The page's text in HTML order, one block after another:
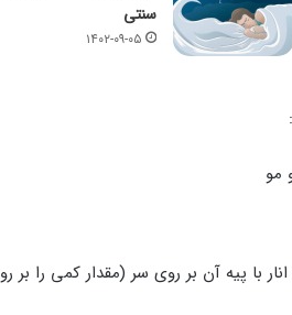
سنتی
۱۴۰۲-۰۹-۰۵
مو
با پیه آن بر روی سر (مقدار کمی را بر